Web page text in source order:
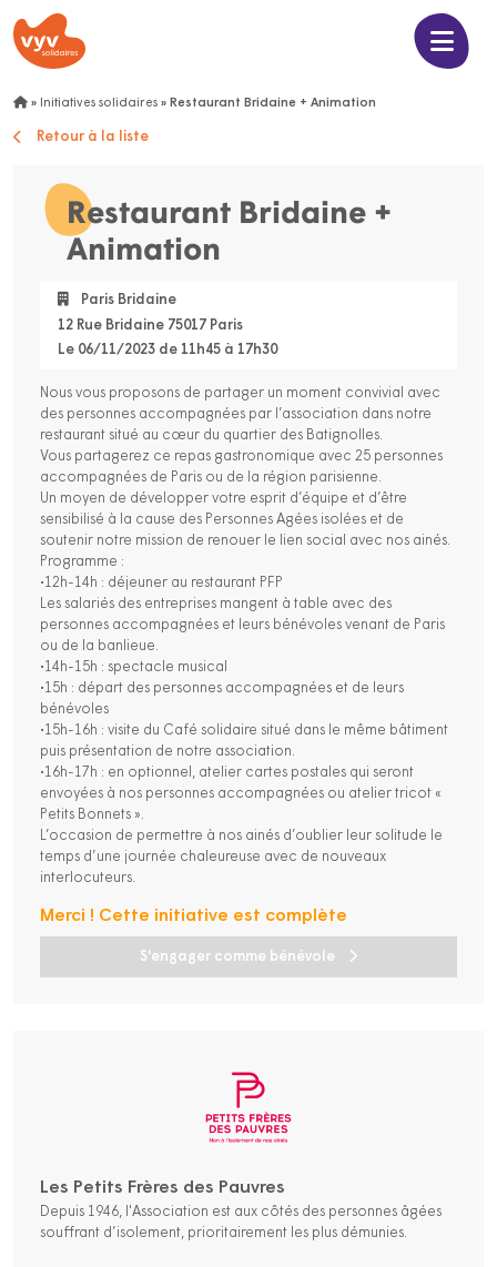
» Initiatives solidaires » Restaurant Bridaine + Animation
Retour à la liste
Restaurant Bridaine +
Animation
Paris Bridaine
12 Rue Bridaine 75017 Paris
Le 06/11/2023 de 11h45 à 17h30
Nous vous proposons de partager un moment convivial avec
des personnes accompagnées par l’association dans notre
restaurant situé au cœur du quartier des Batignolles.
Vous partagerez ce repas gastronomique avec 25 personnes
accompagnées de Paris ou de la région parisienne.
Un moyen de développer votre esprit d’équipe et d’être
sensibilisé à la cause des Personnes Agées isolées et de
soutenir notre mission de renouer le lien social avec nos ainés.
Programme :
•12h-14h : déjeuner au restaurant PFP
Les salariés des entreprises mangent à table avec des
personnes accompagnées et leurs bénévoles venant de Paris
ou de la banlieue.
•14h-15h : spectacle musical
•15h : départ des personnes accompagnées et de leurs
bénévoles
•15h-16h : visite du Café solidaire situé dans le même bâtiment
puis présentation de notre association.
•16h-17h : en optionnel, atelier cartes postales qui seront
envoyées à nos personnes accompagnées ou atelier tricot «
Petits Bonnets ».
L’occasion de permettre à nos ainés d’oublier leur solitude le
temps d’une journée chaleureuse avec de nouveaux
interlocuteurs.
S'engager comme bénévole
Merci ! Cette initiative est complète
Les Petits Frères des Pauvres
Depuis 1946, l'Association est aux côtés des personnes âgées
souffrant d’isolement, prioritairement les plus démunies.